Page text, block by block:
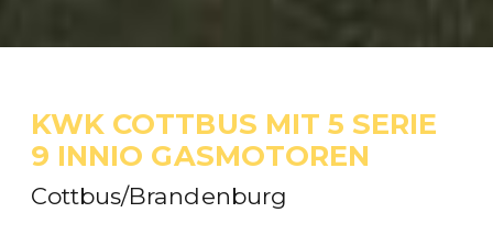
KWK COTTBUS MIT 5 SERIE
9 INNIO GASMOTOREN
Cottbus/Brandenburg